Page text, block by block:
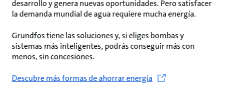
desarrollo y genera nuevas oportunidades. Pero satisfacer
la demanda mundial de agua requiere mucha energía.
Grundfos tiene las soluciones y, si eliges bombas y
sistemas más inteligentes, podrás conseguir más con
menos, sin concesiones.
Descubre más formas de ahorrar energía